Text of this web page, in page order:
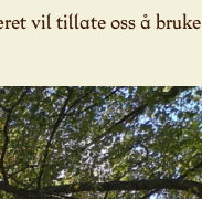
vil tillate oss å bruke